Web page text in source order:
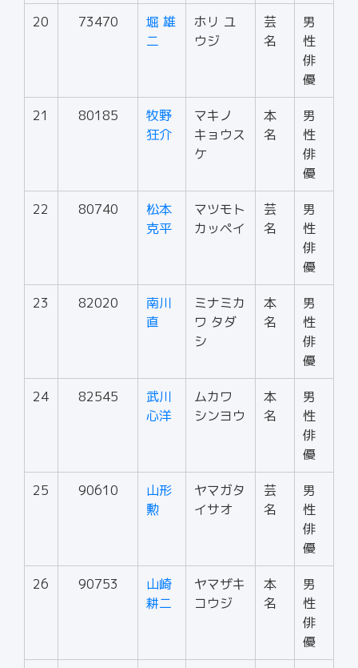
20 73470
堀 雄
二
ホリ ユ
ウジ
芸
名
男
性
俳
優
21 80185
牧野
狂介
マキノ
キョウス
ケ
本
名
男
性
俳
優
22 80740
松本
克平
マツモト
カッペイ
芸
名
男
性
俳
優
23 82020
南川
直
ミナミカ
ワ タダ
シ
本
名
男
性
俳
優
24 82545
武川
心洋
ムカワ
シンヨウ
本
名
男
性
俳
優
25 90610
山形
勲
ヤマガタ
イサオ
芸
名
男
性
俳
優
26 90753
山崎
耕二
ヤマザキ
コウジ
本
名
男
性
俳
優